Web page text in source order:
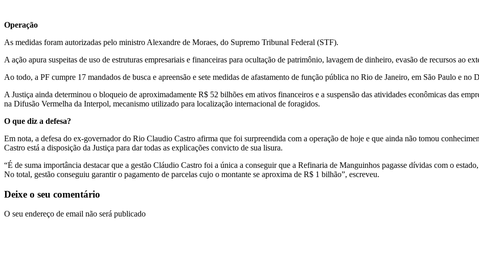
Operação
As medidas foram autorizadas pelo ministro Alexandre de Moraes, do Supremo Tribunal Federal (STF).
A ação apura suspeitas de uso de estruturas empresariais e financeiras para ocultação de patrimônio, lavagem de dinheiro, evasão de recursos ao
Ao todo, a PF cumpre 17 mandados de busca e apreensão e sete medidas de afastamento de função pública no Rio de Janeiro, em São Paulo e no
A Justiça ainda determinou o bloqueio de aproximadamente R$ 52 bilhões em ativos financeiros e a suspensão das atividades econômicas das
na Difusão Vermelha da Interpol, mecanismo utilizado para localização internacional de foragidos.
O que diz a defesa?
Em nota, a defesa do ex-governador do Rio Claudio Castro afirma que foi surpreendida com a operação de hoje e que ainda não tomou
Castro está a disposição da Justiça para dar todas as explicações convicto de sua lisura.
“É de suma importância destacar que a gestão Cláudio Castro foi a única a conseguir que a Refinaria de Manguinhos pagasse dívidas com o
No total, gestão conseguiu garantir o pagamento de parcelas cujo o montante se aproxima de R$ 1 bilhão”, escreveu.
Deixe o seu comentário
O seu endereço de email não será publicado